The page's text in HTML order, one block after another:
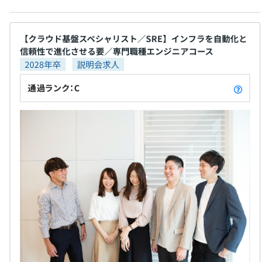
ーション制度』を設けています。専属のメンターが仕
事の悩みや将来のキャリア形成などについて相談を
受け付けており、各社員の状況に応じた支援につな
げています。 ◆最高水準報酬の追求 『最高水準報酬
の追求』を経営方針に掲げる当グループでは、社員
個々の頑張りや成長が評価される機会をできる限り
多く設けたいとの考えから、昇給・昇進に関する査
定を3ヶ月ごと、年間4回実施しています。
【クラウド基盤スペシャリスト／SRE】インフラを自動化と
信頼性で進化させる要／専門職種エンジニアコース
2028年卒
説明会求人
通過ランク：C